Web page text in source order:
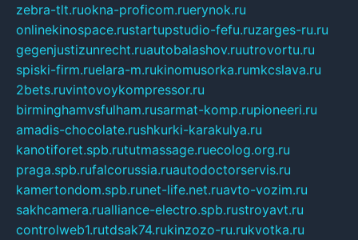
zebra-tlt.ruokna-proficom.ruerynok.ru
onlinekinospace.rustartupstudio-fefu.ruzarges-ru.ru
gegenjustizunrecht.ruautobalashov.ruutrovortu.ru
spiski-firm.ruelara-m.rukinomusorka.rumkcslava.ru
2bets.ruvintovoykompressor.ru
birminghamvsfulham.rusarmat-komp.rupioneeri.ru
amadis-chocolate.rushkurki-karakulya.ru
kanotiforet.spb.rututmassage.ruecolog.org.ru
praga.spb.rufalcorussia.ruautodoctorservis.ru
kamertondom.spb.runet-life.net.ruavto-vozim.ru
sakhcamera.rualliance-electro.spb.rustroyavt.ru
controlweb1.rutdsak74.rukinzozo-ru.rukvotka.ru